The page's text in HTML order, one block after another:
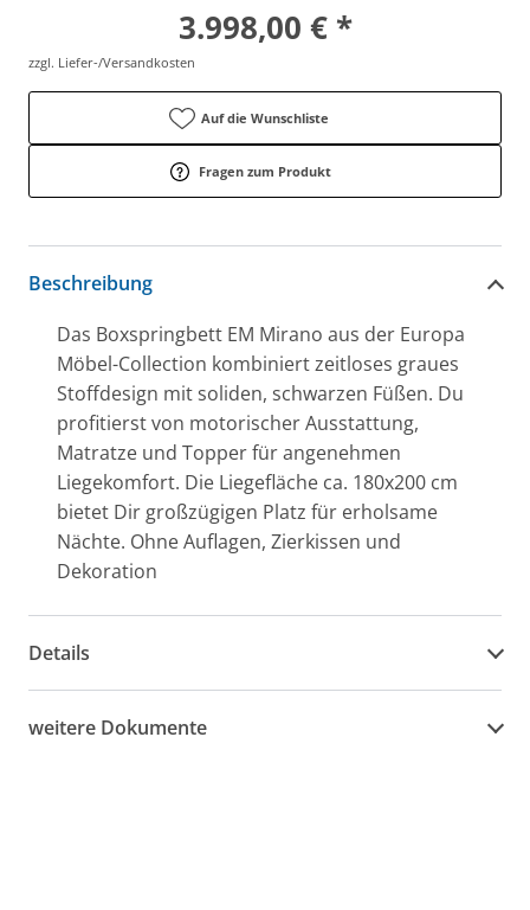
3.998,00 € *
zzgl. Liefer-/Versandkosten
Auf die Wunschliste
Fragen zum Produkt
Beschreibung
Das Boxspringbett EM Mirano aus der Europa
Möbel-Collection kombiniert zeitloses graues
Stoffdesign mit soliden, schwarzen Füßen. Du
profitierst von motorischer Ausstattung,
Matratze und Topper für angenehmen
Liegekomfort. Die Liegefläche ca. 180x200 cm
bietet Dir großzügigen Platz für erholsame
Nächte. Ohne Auflagen, Zierkissen und
Dekoration
Details
weitere Dokumente